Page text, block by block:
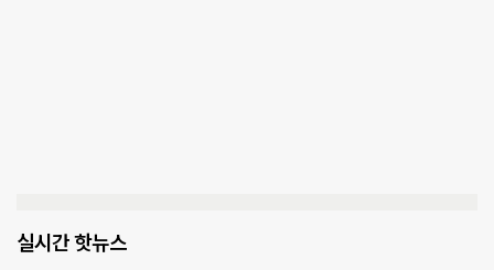
실시간 핫뉴스